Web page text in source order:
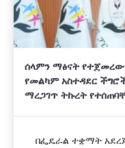
ሰላምን ማፅናት
የመልካም አስተዳደር
ማረጋገጥ ትኩረት
በፌዴራል ተቋማት